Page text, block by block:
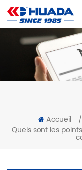
Accueil /
Quels sont les